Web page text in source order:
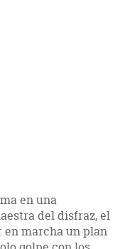
en una
del disfraz, el
en marcha un plan